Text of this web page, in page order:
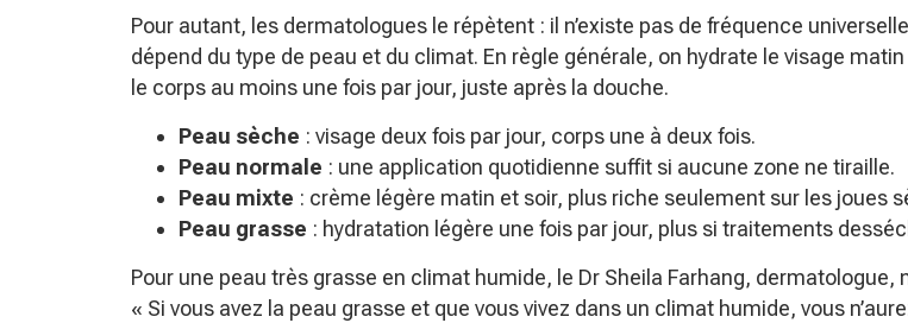
Pour autant, les dermatologues le répètent : il n’existe pas de fréquence
dépend du type de peau et du climat. En règle générale, on hydrate le visage
le corps au moins une fois par jour, juste après la douche.
Peau sèche : visage deux fois par jour, corps une à deux fois.
Peau normale : une application quotidienne suffit si aucune zone ne tiraille.
Peau mixte : crème légère matin et soir, plus riche seulement sur les joues
Peau grasse : hydratation légère une fois par jour, plus si traitements
Pour une peau très grasse en climat humide, le Dr Sheila Farhang, dermatologue,
« Si vous avez la peau grasse et que vous vivez dans un climat humide, vous